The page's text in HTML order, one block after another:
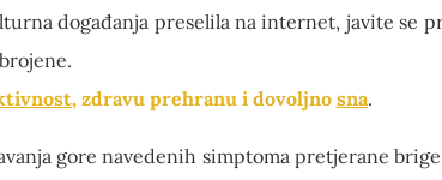
događanja preselila na internet, javite se
, zdravu prehranu i dovoljno sna.
gore navedenih simptoma pretjerane